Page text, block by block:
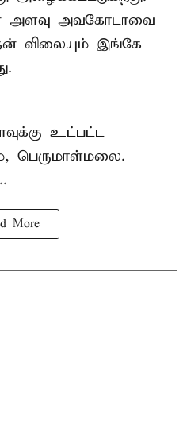
அளவு அவகோடாவை
விலையும் இங்கே
உட்பட்ட
பெருமாள்மலை.
More